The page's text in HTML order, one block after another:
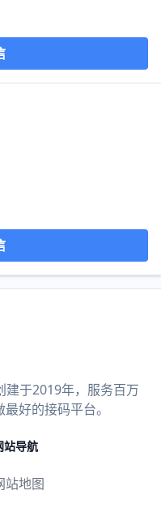
于2019年，服务百万
好的接码平台。
站导航
站地图